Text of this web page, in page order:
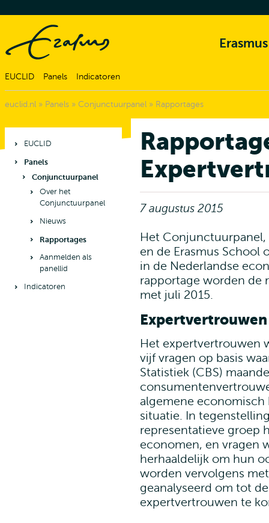
EUCLID Panels Indicatoren
euclid.nl» Panels» Conjunctuurpanel» Rapportages
EUCLID
Panels
Conjunctuurpanel
Over het
Conjunctuurpanel
Nieuws
Rapportages
Aanmelden als
panellid
Indicatoren
7 augustus 2015
Het Conjunctuurpanel,
en de Erasmus School
in de Nederlandse
rapportage worden de
met juli 2015.
Expertvertrouwen
Het expertvertrouwen
vijf vragen op basis
Statistiek (CBS)
algemene economisch
situatie. In
representatieve groep
economen, en vragen
herhaaldelijk om hun
worden vervolgens
geanalyseerd om tot
expertvertrouwen te